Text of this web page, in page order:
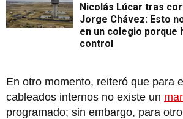
Nicolás Lúcar tras
Jorge Chávez: Esto
en un colegio porque
control
En otro momento, reiteró que para
cableados internos no existe un
programado; sin embargo, para